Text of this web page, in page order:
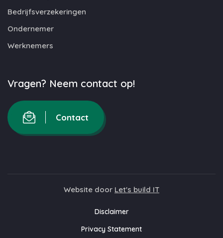
Bedrijfsverzekeringen
Ondernemer
Werknemers
Vragen? Neem contact op!
Contact
Website door Let's build IT
Disclaimer
Privacy Statement